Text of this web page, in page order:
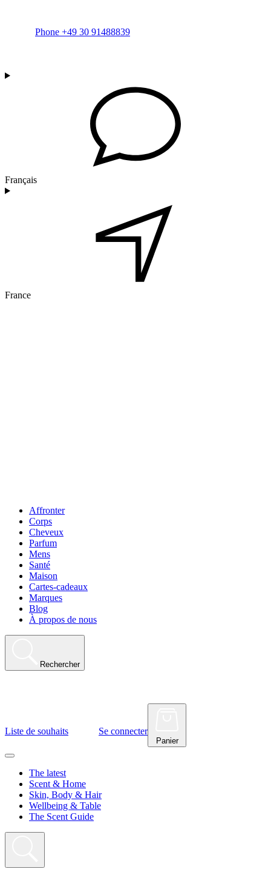
Phone +49 30 91488839
Français
France
Affronter
Corps
Cheveux
Parfum
Mens
Santé
Maison
Cartes-cadeaux
Marques
Blog
À propos de nous
Rechercher
Liste de souhaits Se connecter
Panier
The latest
Scent & Home
Skin, Body & Hair
Wellbeing & Table
The Scent Guide